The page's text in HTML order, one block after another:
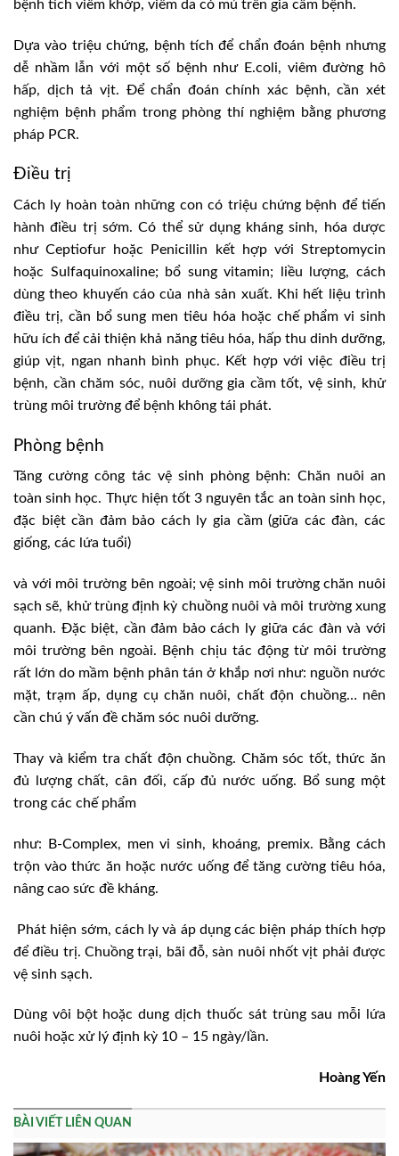
bệnh tích viêm khớp, viêm da có mủ trên gia cầm bệnh.
Dựa vào triệu chứng, bệnh tích để chẩn đoán bệnh nhưng
dễ nhầm lẫn với một số bệnh như E.coli, viêm đường hô
hấp, dịch tả vịt. Để chẩn đoán chính xác bệnh, cần xét
nghiệm bệnh phẩm trong phòng thí nghiệm bằng phương
pháp PCR.
Điều trị
Cách ly hoàn toàn những con có triệu chứng bệnh để tiến
hành điều trị sớm. Có thể sử dụng kháng sinh, hóa dược
như Ceptiofur hoặc Penicillin kết hợp với Streptomycin
hoặc Sulfaquinoxaline; bổ sung vitamin; liều lượng, cách
dùng theo khuyến cáo của nhà sản xuất. Khi hết liệu trình
điều trị, cần bổ sung men tiêu hóa hoặc chế phẩm vi sinh
hữu ích để cải thiện khả năng tiêu hóa, hấp thu dinh dưỡng,
giúp vịt, ngan nhanh bình phục. Kết hợp với việc điều trị
bệnh, cần chăm sóc, nuôi dưỡng gia cầm tốt, vệ sinh, khử
trùng môi trường để bệnh không tái phát.
Phòng bệnh
Tăng cường công tác vệ sinh phòng bệnh: Chăn nuôi an
toàn sinh học. Thực hiện tốt 3 nguyên tắc an toàn sinh học,
đặc biệt cần đảm bảo cách ly gia cầm (giữa các đàn, các
giống, các lứa tuổi)
và với môi trường bên ngoài; vệ sinh môi trường chăn nuôi
sạch sẽ, khử trùng định kỳ chuồng nuôi và môi trường xung
quanh. Đặc biệt, cần đảm bảo cách ly giữa các đàn và với
môi trường bên ngoài. Bệnh chịu tác động từ môi trường
rất lớn do mầm bệnh phân tán ở khắp nơi như: nguồn nước
mặt, trạm ấp, dụng cụ chăn nuôi, chất độn chuồng… nên
cần chú ý vấn đề chăm sóc nuôi dưỡng.
Thay và kiểm tra chất độn chuồng. Chăm sóc tốt, thức ăn
đủ lượng chất, cân đối, cấp đủ nước uống. Bổ sung một
trong các chế phẩm
như: B-Complex, men vi sinh, khoáng, premix. Bằng cách
trộn vào thức ăn hoặc nước uống để tăng cường tiêu hóa,
nâng cao sức đề kháng.
Phát hiện sớm, cách ly và áp dụng các biện pháp thích hợp
để điều trị. Chuồng trại, bãi đỗ, sàn nuôi nhốt vịt phải được
vệ sinh sạch.
Dùng vôi bột hoặc dung dịch thuốc sát trùng sau mỗi lứa
nuôi hoặc xử lý định kỳ 10 – 15 ngày/lần.
Hoàng Yến
BÀI VIẾT LIÊN QUAN